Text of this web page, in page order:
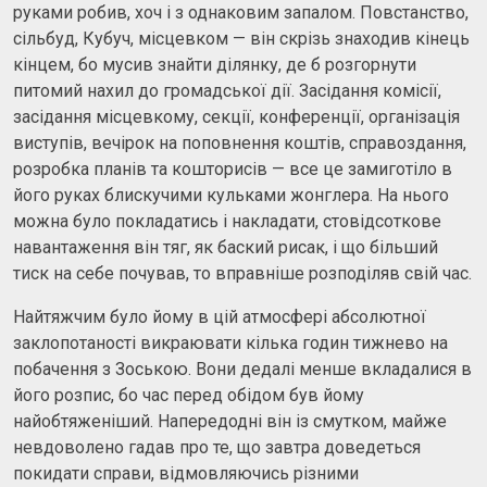
руками робив, хоч і з однаковим запалом. Повстанство,
сільбуд, Кубуч, місцевком — він скрізь знаходив кінець
кінцем, бо мусив знайти ділянку, де б розгорнути
питомий нахил до громадської дії. Засідання комісії,
засідання місцевкому, секції, конференції, організація
виступів, вечірок на поповнення коштів, справоздання,
розробка планів та кошторисів — все це замиготіло в
його руках блискучими кульками жонглера. На нього
можна було покладатись і накладати, стовідсоткове
навантаження він тяг, як баский рисак, і що більший
тиск на себе почував, то вправніше розподіляв свій час.
Найтяжчим було йому в цій атмосфері абсолютної
заклопотаності викраювати кілька годин тижнево на
побачення з Зоською. Вони дедалі менше вкладалися в
його розпис, бо час перед обідом був йому
найобтяженіший. Напередодні він із смутком, майже
невдоволено гадав про те, що завтра доведеться
покидати справи, відмовляючись різними